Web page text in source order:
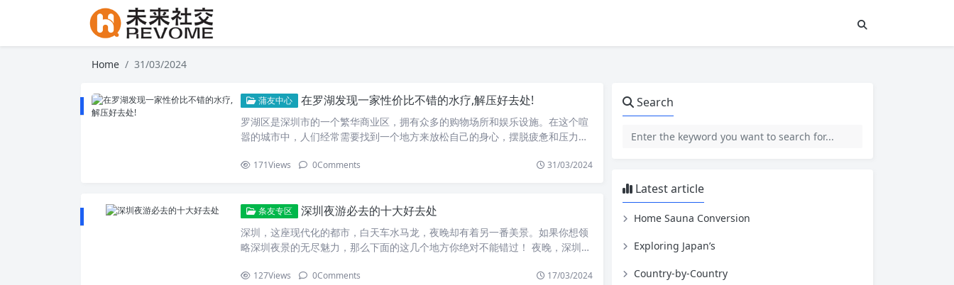
Home 31/03/2024
蒲友中心 在罗湖发现一家性价比不错的水疗,解压好去处!
罗湖区是深圳市的一个繁华商业区，拥有众多的购物场所和娱乐设施。在这个喧
嚣的城市中，人们经常需要找到一个地方来放松自己的身心，摆脱疲惫和压力。
水疗中心位于城市中心的一个独立建筑内，环境宜人，装修典雅。步入其中，仿
心提供了多种服务，包括按摩、泡脚、桑拿等，可以满足不同人群的需求。按摩
师经过专业培训，具有丰富的经验和技巧，能够给你提供最舒适和放松的按摩体
验。而泡脚则是一种传统的治疗方式，通过浸泡脚部来促进血液循环和放松身
心。桑拿则是利用高温和湿度来消除体内的毒素，使人身心愉悦。 水疗中心还提
供了私密的休息区域，让你可以尽情地放松自己。休息区有舒适的沙发、柔软的
171Views 0Comments 31/03/2024
条友专区 深圳夜游必去的十大好去处
深圳，这座现代化的都市，白天车水马龙，夜晚却有着另一番美景。如果你想领
略深圳夜景的无尽魅力，那么下面的这几个地方你绝对不能错过！ 夜晚，深圳这
限的诱惑。如果你想在深圳夜游时找到那些独特的好去处，那么不妨跟随我，一
127Views 0Comments 17/03/2024
Search
Latest article
Home Sauna Conversion
Exploring Japan’s
Country-by-Country